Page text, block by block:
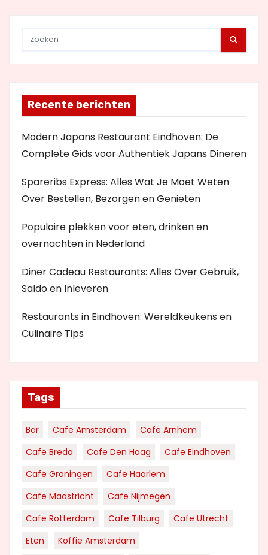
Recente berichten
Modern Japans Restaurant Eindhoven: De
Complete Gids voor Authentiek Japans Dineren
Spareribs Express: Alles Wat Je Moet Weten
Over Bestellen, Bezorgen en Genieten
Populaire plekken voor eten, drinken en
overnachten in Nederland
Diner Cadeau Restaurants: Alles Over Gebruik,
Saldo en Inleveren
Restaurants in Eindhoven: Wereldkeukens en
Culinaire Tips
Tags
Bar Cafe Amsterdam
Cafe Arnhem
Cafe Breda
Cafe Den Haag
Cafe Eindhoven
Cafe Groningen
Cafe Haarlem
Cafe Maastricht
Cafe Nijmegen
Cafe Rotterdam
Cafe Tilburg
Cafe Utrecht
Eten
Koffie Amsterdam